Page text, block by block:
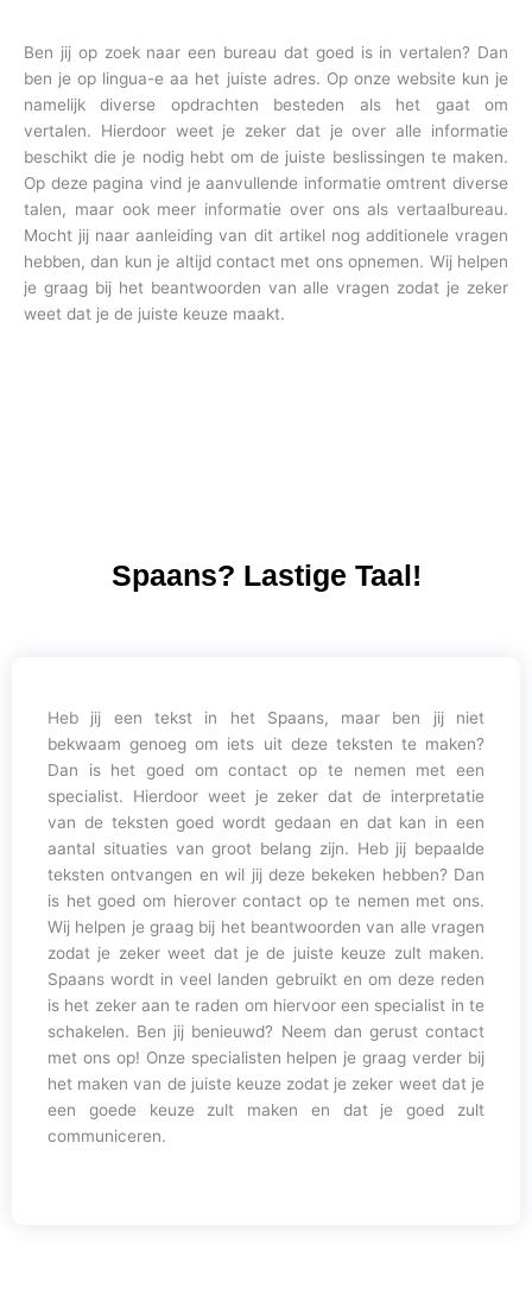
Ben jij op zoek naar een bureau dat goed is in vertalen? Dan
ben je op lingua-e aa het juiste adres. Op onze website kun je
namelijk diverse opdrachten besteden als het gaat om
vertalen. Hierdoor weet je zeker dat je over alle informatie
beschikt die je nodig hebt om de juiste beslissingen te maken.
Op deze pagina vind je aanvullende informatie omtrent diverse
talen, maar ook meer informatie over ons als vertaalbureau.
Mocht jij naar aanleiding van dit artikel nog additionele vragen
hebben, dan kun je altijd contact met ons opnemen. Wij helpen
je graag bij het beantwoorden van alle vragen zodat je zeker
weet dat je de juiste keuze maakt.
Spaans? Lastige Taal!
Heb jij een tekst in het Spaans, maar ben jij niet
bekwaam genoeg om iets uit deze teksten te maken?
Dan is het goed om contact op te nemen met een
specialist. Hierdoor weet je zeker dat de interpretatie
van de teksten goed wordt gedaan en dat kan in een
aantal situaties van groot belang zijn. Heb jij bepaalde
teksten ontvangen en wil jij deze bekeken hebben? Dan
is het goed om hierover contact op te nemen met ons.
Wij helpen je graag bij het beantwoorden van alle vragen
zodat je zeker weet dat je de juiste keuze zult maken.
Spaans wordt in veel landen gebruikt en om deze reden
is het zeker aan te raden om hiervoor een specialist in te
schakelen. Ben jij benieuwd? Neem dan gerust contact
met ons op! Onze specialisten helpen je graag verder bij
het maken van de juiste keuze zodat je zeker weet dat je
een goede keuze zult maken en dat je goed zult
communiceren.